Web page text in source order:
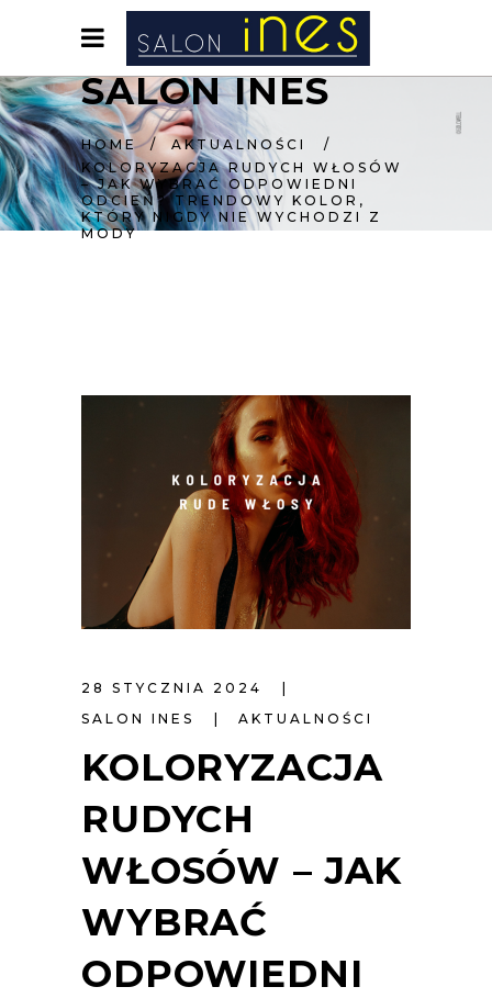
SALON INES
HOME/AKTUALNOŚCI
/
KOLORYZACJA RUDYCH WŁOSÓW
– JAK WYBRAĆ ODPOWIEDNI
ODCIEŃ? TRENDOWY KOLOR,
KTÓRY NIGDY NIE WYCHODZI Z
MODY
28 STYCZNIA 2024
SALON INES
AKTUALNOŚCI
KOLORYZACJA
RUDYCH
WŁOSÓW – JAK
WYBRAĆ
ODPOWIEDNI